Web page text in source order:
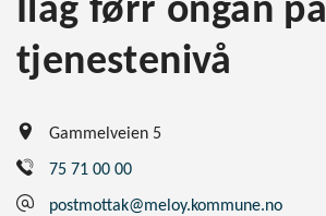
Ilag førr ongan på
tjenestenivå
Gammelveien 5
75 71 00 00
postmottak@meloy.kommune.no